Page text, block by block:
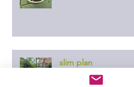
slim plan